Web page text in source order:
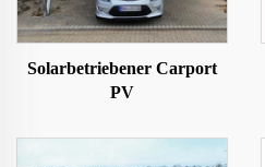
Solarbetriebener Carport
PV